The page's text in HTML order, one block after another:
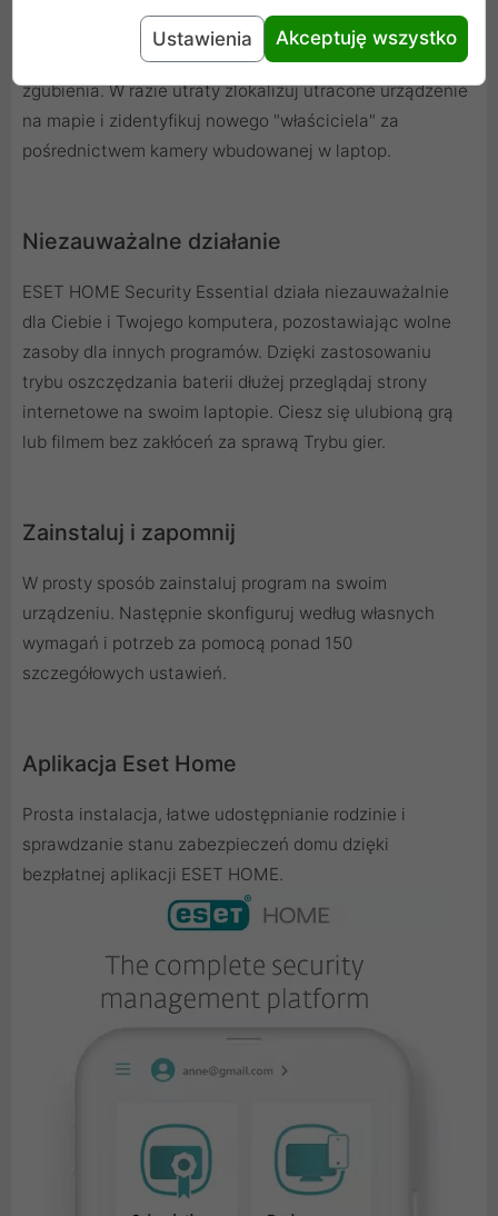
Zabezpiecz swój komputer na wypadek kradzieży lub
zgubienia. W razie utraty zlokalizuj utracone urządzenie
na mapie i zidentyfikuj nowego "właściciela" za
pośrednictwem kamery wbudowanej w laptop.
Niezauważalne działanie
ESET HOME Security Essential działa niezauważalnie
dla Ciebie i Twojego komputera, pozostawiając wolne
zasoby dla innych programów. Dzięki zastosowaniu
trybu oszczędzania baterii dłużej przeglądaj strony
internetowe na swoim laptopie. Ciesz się ulubioną grą
lub filmem bez zakłóceń za sprawą Trybu gier.
Zainstaluj i zapomnij
W prosty sposób zainstaluj program na swoim
urządzeniu. Następnie skonfiguruj według własnych
wymagań i potrzeb za pomocą ponad 150
szczegółowych ustawień.
Aplikacja Eset Home
Prosta instalacja, łatwe udostępnianie rodzinie i
sprawdzanie stanu zabezpieczeń domu dzięki
bezpłatnej aplikacji ESET HOME.
Ustawienia Akceptuję wszystko